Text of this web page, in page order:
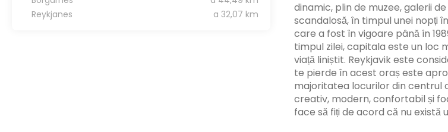
dinamic, plin de muzee, galerii
scandalosă, în timpul unei nopți
care a fost în vigoare până în
timpul zilei, capitala este un loc
viață liniștit. Reykjavik este
te pierde în acest oraș este
majoritatea locurilor din centrul
creativ, modern, confortabil și
face să fiți de acord că nu există
Reykjanes
a 32,07 km